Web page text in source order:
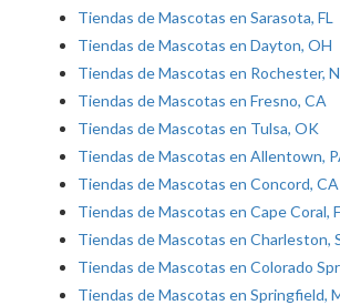
Tiendas de Mascotas en Sarasota, FL
Tiendas de Mascotas en Dayton, OH
Tiendas de Mascotas en Rochester,
Tiendas de Mascotas en Fresno, CA
Tiendas de Mascotas en Tulsa, OK
Tiendas de Mascotas en Allentown,
Tiendas de Mascotas en Concord, CA
Tiendas de Mascotas en Cape Coral,
Tiendas de Mascotas en Charleston,
Tiendas de Mascotas en Colorado
Tiendas de Mascotas en Springfield,